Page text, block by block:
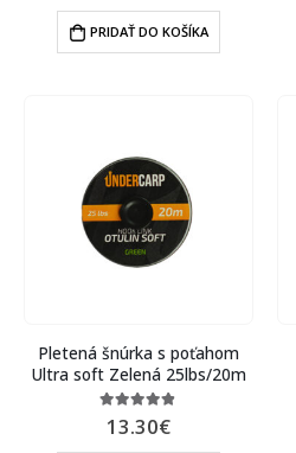
PRIDAŤ DO KOŠÍKA
Pletená šnúrka s poťahom
Ultra soft Zelená 25lbs/20m
4.75 out of 5
13.30€